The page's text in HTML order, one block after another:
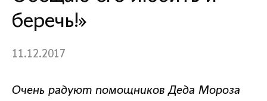
беречь!»
11.12.2017
Очень радуют помощников Деда Мороза